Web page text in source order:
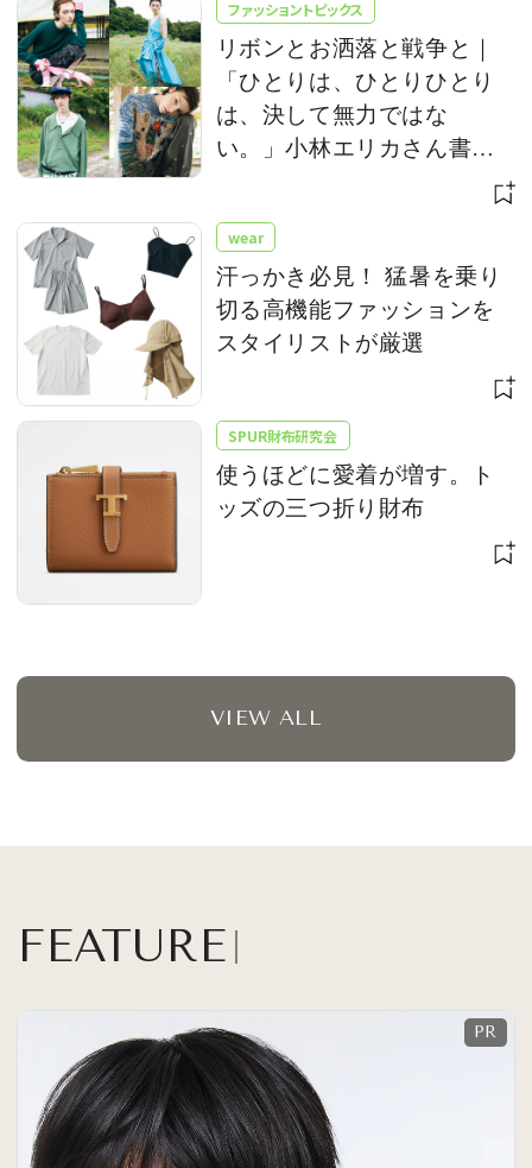
ファッショントピックス
リボンとお洒落と戦争と｜
「ひとりは、ひとりひとり
は、決して無力ではな
い。」小林エリカさん書き
wear
汗っかき必見！ 猛暑を乗り
切る高機能ファッションを
スタイリストが厳選
SPUR財布研究会
使うほどに愛着が増す。ト
ッズの三つ折り財布
VIEW ALL
FEATURE